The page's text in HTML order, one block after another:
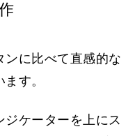
ンに比べて直感的な
す。
ケーターを上にス